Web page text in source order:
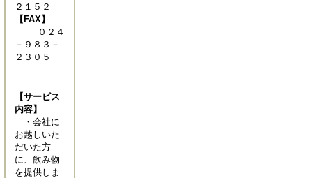
２１５２
【FAX】
０２４
－９８３－
２３０５
【サービス
内容】
・会社に
お越しいた
だいた方
に、飲み物
を提供しま